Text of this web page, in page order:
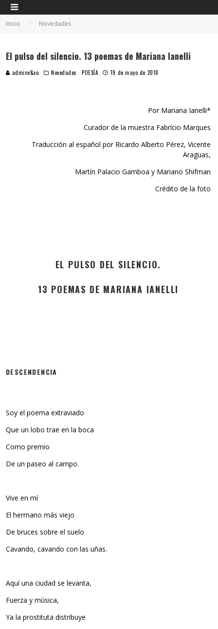
Inicio Novedades
El pulso del silencio. 13 poemas de Mariana Ianelli
adminv&co Novedades POESÍA 19 de mayo de 2018
Por Mariana Ianelli*
Curador de la muestra Fabrício Marques
Traducción al español por Ricardo Alberto Pérez, Vicente
Araguas,
Martín Palacio Gamboa y Mariano Shifman
Crédito de la foto
EL PULSO DEL SILENCIO.
13 POEMAS DE MARIANA IANELLI
DESCENDENCIA
Soy el poema extraviado
Que un lobo trae en la boca
Como premio
De un paseo al campo.
Vive en mí
El hermano más viejo
De bruces sobre el suelo
Cavando, cavando con las uñas.
Aquí una ciudad se levanta,
Fuerza y música,
Ya la prostituta distribuye